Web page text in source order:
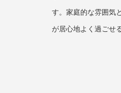
す。家庭的な雰囲気
が居心地よく過ごせ